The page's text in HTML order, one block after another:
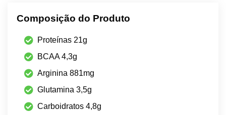
Composição do Produto
Proteínas 21g
BCAA 4,3g
Arginina 881mg
Glutamina 3,5g
Carboidratos 4,8g